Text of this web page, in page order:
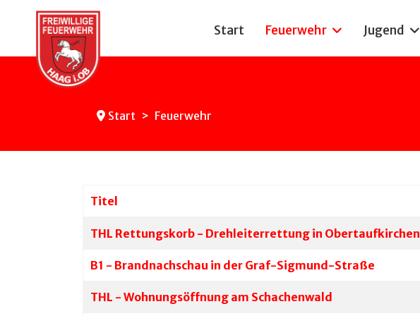
Start Feuerwehr Jugend
Start Feuerwehr
Titel
THL Rettungskorb - Drehleiterrettung in Obertaufkirchen
B1 - Brandnachschau in der Graf-Sigmund-Straße
THL - Wohnungsöffnung am Schachenwald